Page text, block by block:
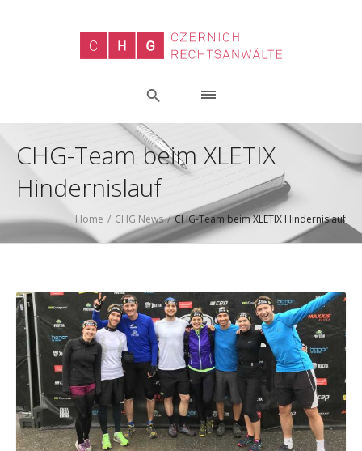
CHG-Team beim XLETIX
Hindernislauf
Home / CHG News /CHG-Team beim XLETIX Hindernislauf